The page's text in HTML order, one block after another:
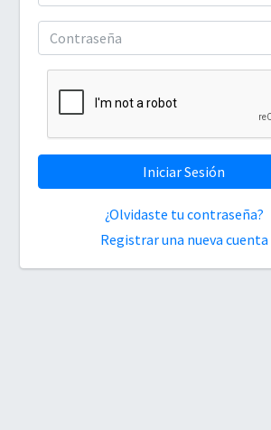
Iniciar Sesión
¿Olvidaste tu contraseña?
Registrar una nueva cuenta